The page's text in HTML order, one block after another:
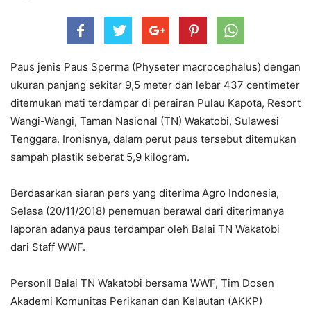
Paus jenis Paus Sperma (Physeter macrocephalus) dengan
ukuran panjang sekitar 9,5 meter dan lebar 437 centimeter
ditemukan mati terdampar di perairan Pulau Kapota, Resort
Wangi-Wangi, Taman Nasional (TN) Wakatobi, Sulawesi
Tenggara. Ironisnya, dalam perut paus tersebut ditemukan
sampah plastik seberat 5,9 kilogram.
Berdasarkan siaran pers yang diterima Agro Indonesia,
Selasa (20/11/2018) penemuan berawal dari diterimanya
laporan adanya paus terdampar oleh Balai TN Wakatobi
dari Staff WWF.
Personil Balai TN Wakatobi bersama WWF, Tim Dosen
Akademi Komunitas Perikanan dan Kelautan (AKKP)